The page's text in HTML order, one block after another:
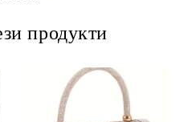
продукти